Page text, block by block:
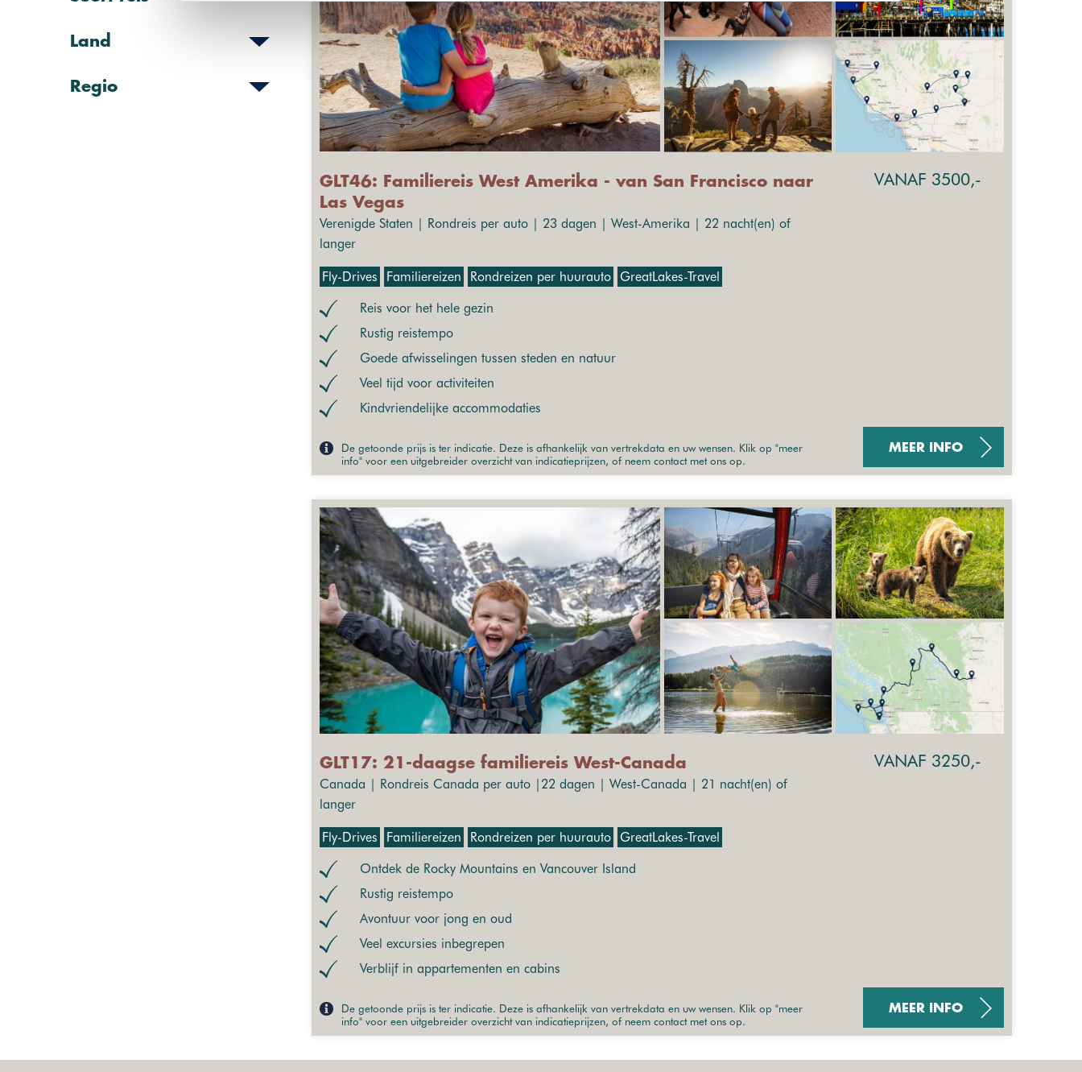
Land
Regio
GLT46: Familiereis West Amerika - van San Francisco naar
Las Vegas
Verenigde Staten | Rondreis per auto | 23 dagen | West-Amerika | 22 nacht(en) of
langer
Fly-Drives Familiereizen Rondreizen per huurauto GreatLakes-Travel
Reis voor het hele gezin
Rustig reistempo
Goede afwisselingen tussen steden en natuur
Veel tijd voor activiteiten
Kindvriendelijke accommodaties
De getoonde prijs is ter indicatie. Deze is afhankelijk van vertrekdata en uw wensen. Klik op "meer
info" voor een uitgebreider overzicht van indicatieprijzen, of neem contact met ons op.
VANAF 3500,-
MEER INFO
GLT17: 21-daagse familiereis West-Canada
Canada | Rondreis Canada per auto |22 dagen | West-Canada | 21 nacht(en) of
langer
Fly-Drives Familiereizen Rondreizen per huurauto GreatLakes-Travel
Ontdek de Rocky Mountains en Vancouver Island
Rustig reistempo
Avontuur voor jong en oud
Veel excursies inbegrepen
Verblijf in appartementen en cabins
De getoonde prijs is ter indicatie. Deze is afhankelijk van vertrekdata en uw wensen. Klik op "meer
info" voor een uitgebreider overzicht van indicatieprijzen, of neem contact met ons op.
VANAF 3250,-
MEER INFO